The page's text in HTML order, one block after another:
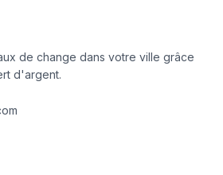
de change dans votre ville grâce
d'argent.